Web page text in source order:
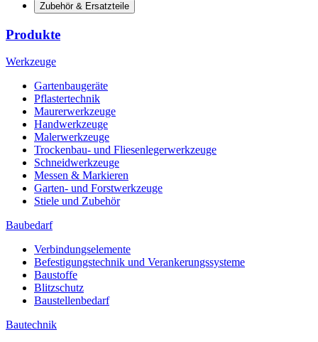
Zubehör & Ersatzteile
Produkte
Werkzeuge
Gartenbaugeräte
Pflastertechnik
Maurerwerkzeuge
Handwerkzeuge
Malerwerkzeuge
Trockenbau- und Fliesenlegerwerkzeuge
Schneidwerkzeuge
Messen & Markieren
Garten- und Forstwerkzeuge
Stiele und Zubehör
Baubedarf
Verbindungselemente
Befestigungstechnik und Verankerungssysteme
Baustoffe
Blitzschutz
Baustellenbedarf
Bautechnik